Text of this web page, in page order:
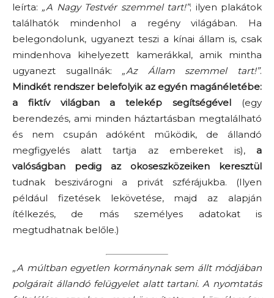
leírta: „A Nagy Testvér szemmel tart!”; ilyen plakátok
találhatók mindenhol a regény világában. Ha
belegondolunk, ugyanezt teszi a kínai állam is, csak
mindenhova kihelyezett kamerákkal, amik mintha
ugyanezt sugallnák: „Az Állam szemmel tart!”.
Mindkét rendszer belefolyik az egyén magánéletébe:
a fiktív világban a telekép segítségével (egy
berendezés, ami minden háztartásban megtalálható
és nem csupán adóként működik, de állandó
megfigyelés alatt tartja az embereket is), a
valóságban pedig az okoseszközeiken keresztül
tudnak beszivárogni a privát szférájukba. (Ilyen
például fizetések lekövetése, majd az alapján
ítélkezés, de más személyes adatokat is
megtudhatnak belőle.)
„A múltban egyetlen kormánynak sem állt mód­jában
polgárait állandó felügyelet alatt tartani. A nyomtatás